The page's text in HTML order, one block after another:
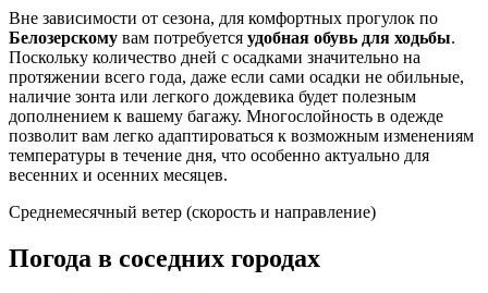
Вне зависимости от сезона, для комфортных прогулок по
Белозерскому вам потребуется удобная обувь для ходьбы.
Поскольку количество дней с осадками значительно на
протяжении всего года, даже если сами осадки не обильные,
наличие зонта или легкого дождевика будет полезным
дополнением к вашему багажу. Многослойность в одежде
позволит вам легко адаптироваться к возможным изменениям
температуры в течение дня, что особенно актуально для
весенних и осенних месяцев.
Среднемесячный ветер (скорость и направление)
Погода в соседних городах